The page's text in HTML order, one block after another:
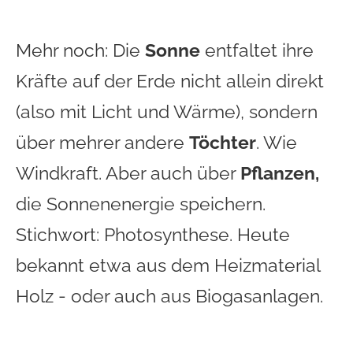
Mehr noch: Die Sonne entfaltet ihre
Kräfte auf der Erde nicht allein direkt
(also mit Licht und Wärme), sondern
über mehrer andere Töchter. Wie
Windkraft. Aber auch über Pflanzen,
die Sonnenenergie speichern.
Stichwort: Photosynthese. Heute
bekannt etwa aus dem Heizmaterial
Holz - oder auch aus Biogasanlagen.